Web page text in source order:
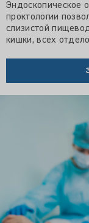
Эндоскопическое
проктологии
слизистой
кишки, всех